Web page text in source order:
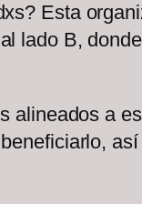
Esta
lado B,
alineados a